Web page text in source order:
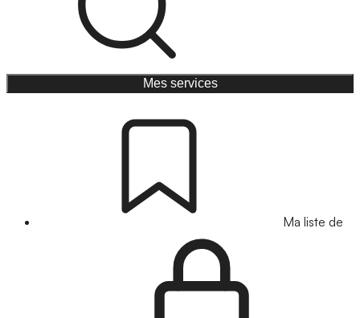
Mes services
Ma liste de